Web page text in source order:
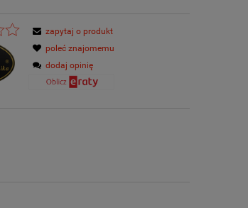
zapytaj o produkt
poleć znajomemu
dodaj opinię